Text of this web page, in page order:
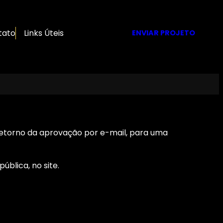
Links Úteis ENVIAR PROJETO
da aprovação por e-mail, para uma
no site.